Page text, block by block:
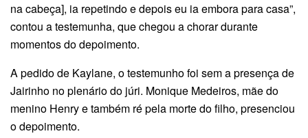
na cabeça], ia repetindo e depois eu ia embora para casa”,
contou a testemunha, que chegou a chorar durante
momentos do depoimento.
A pedido de Kaylane, o testemunho foi sem a presença de
Jairinho no plenário do júri. Monique Medeiros, mãe do
menino Henry e também ré pela morte do filho, presenciou
o depoimento.